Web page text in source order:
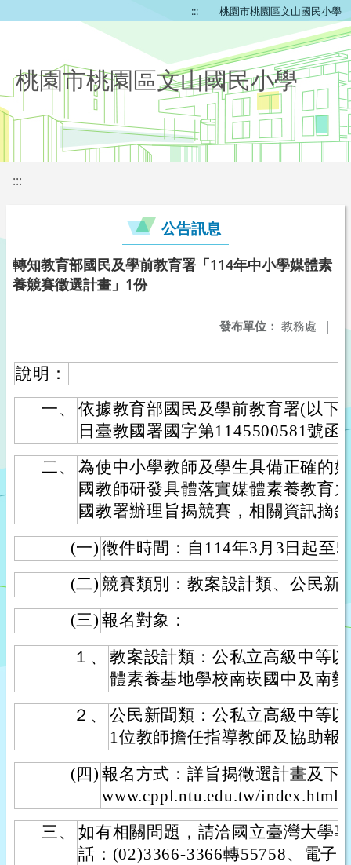
::: 桃園市桃園區文山國民小學
桃園市桃園區文山國民小學
:::
公告訊息
轉知教育部國民及學前教育署「114年中小學媒體素
養競賽徵選計畫」1份
發布單位： 教務處 |
說明：
一、
依據教育部國民及學前教育署(以下
日臺教國署國字第1145500581號函
二、
為使中小學教師及學生具備正確的
國教師研發具體落實媒體素養教育
國教署辦理旨揭競賽，相關資訊摘
(一) 徵件時間：自114年3月3日起至5
(二) 競賽類別：教案設計類、公民新
(三) 報名對象：
１、
教案設計類：公私立高級中等
體素養基地學校南崁國中及南
２、
公民新聞類：公私立高級中等
1位教師擔任指導教師及協助報
(四) 報名方式：詳旨揭徵選計畫及下
www.cppl.ntu.edu.tw/index.html)
三、
如有相關問題，請洽國立臺灣大學
話：(02)3366-3366轉55758、電子